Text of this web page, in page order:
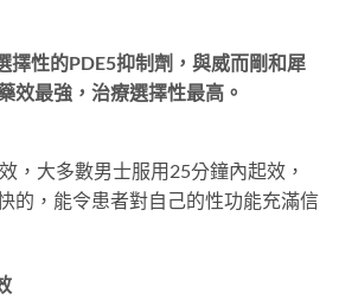
擇性的PDE5抑制劑，與威而剛和犀
效最強，治療選擇性最高。
，大多數男士服用25分鐘內起效，
的，能令患者對自己的性功能充滿信